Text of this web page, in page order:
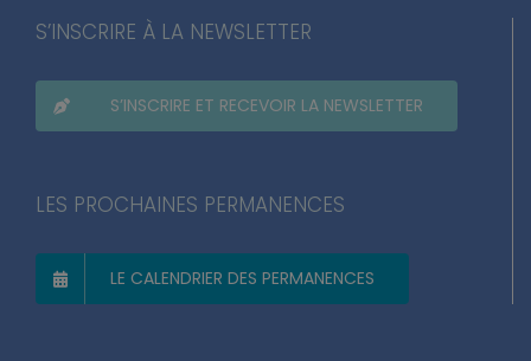
S’INSCRIRE À LA NEWSLETTER
S’INSCRIRE ET RECEVOIR LA NEWSLETTER
LES PROCHAINES PERMANENCES
LE CALENDRIER DES PERMANENCES